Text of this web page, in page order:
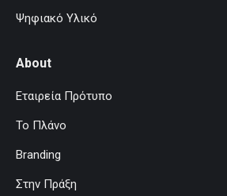
Ψηφιακό Υλικό
About
Εταιρεία Πρότυπο
Το Πλάνο
Branding
Στην Πράξη